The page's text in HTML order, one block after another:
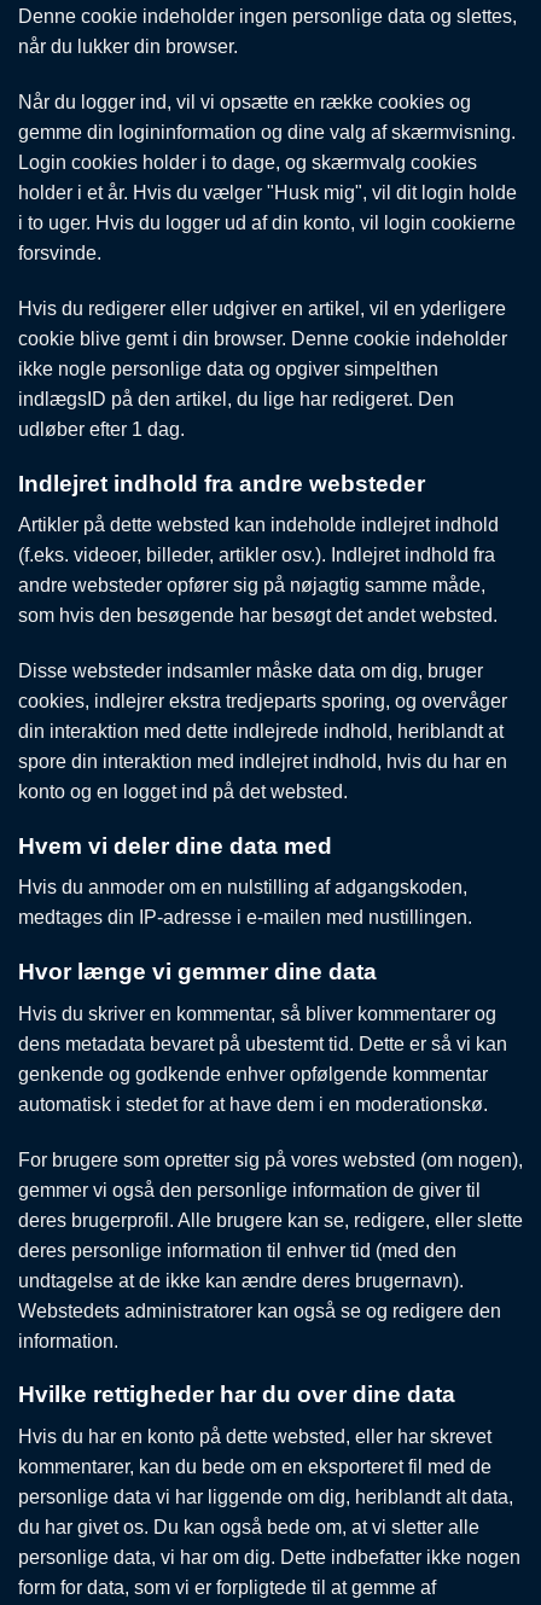
Denne cookie indeholder ingen personlige data og slettes,
når du lukker din browser.
Når du logger ind, vil vi opsætte en række cookies og
gemme din logininformation og dine valg af skærmvisning.
Login cookies holder i to dage, og skærmvalg cookies
holder i et år. Hvis du vælger "Husk mig", vil dit login holde
i to uger. Hvis du logger ud af din konto, vil login cookierne
forsvinde.
Hvis du redigerer eller udgiver en artikel, vil en yderligere
cookie blive gemt i din browser. Denne cookie indeholder
ikke nogle personlige data og opgiver simpelthen
indlægsID på den artikel, du lige har redigeret. Den
udløber efter 1 dag.
Indlejret indhold fra andre websteder
Artikler på dette websted kan indeholde indlejret indhold
(f.eks. videoer, billeder, artikler osv.). Indlejret indhold fra
andre websteder opfører sig på nøjagtig samme måde,
som hvis den besøgende har besøgt det andet websted.
Disse websteder indsamler måske data om dig, bruger
cookies, indlejrer ekstra tredjeparts sporing, og overvåger
din interaktion med dette indlejrede indhold, heriblandt at
spore din interaktion med indlejret indhold, hvis du har en
konto og en logget ind på det websted.
Hvem vi deler dine data med
Hvis du anmoder om en nulstilling af adgangskoden,
medtages din IP-adresse i e-mailen med nustillingen.
Hvor længe vi gemmer dine data
Hvis du skriver en kommentar, så bliver kommentarer og
dens metadata bevaret på ubestemt tid. Dette er så vi kan
genkende og godkende enhver opfølgende kommentar
automatisk i stedet for at have dem i en moderationskø.
For brugere som opretter sig på vores websted (om nogen),
gemmer vi også den personlige information de giver til
deres brugerprofil. Alle brugere kan se, redigere, eller slette
deres personlige information til enhver tid (med den
undtagelse at de ikke kan ændre deres brugernavn).
Webstedets administratorer kan også se og redigere den
information.
Hvilke rettigheder har du over dine data
Hvis du har en konto på dette websted, eller har skrevet
kommentarer, kan du bede om en eksporteret fil med de
personlige data vi har liggende om dig, heriblandt alt data,
du har givet os. Du kan også bede om, at vi sletter alle
personlige data, vi har om dig. Dette indbefatter ikke nogen
form for data, som vi er forpligtede til at gemme af